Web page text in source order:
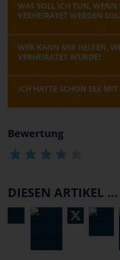
WAS SOLL ICH TUN,
VERHEIRATET WERDEN
WER KANN MIR HELFEN,
VERHEIRATET WURDE?
ICH HATTE SCHON SEX
Bewertung
DIESEN ARTIKEL ...